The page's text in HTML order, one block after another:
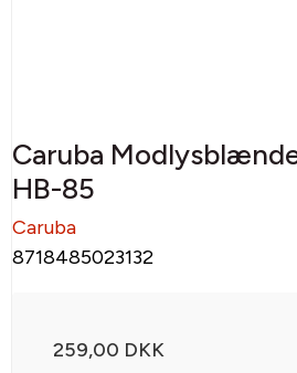
Caruba
HB-85
Caruba
8718485023132
259,00 DKK